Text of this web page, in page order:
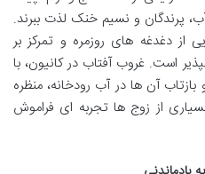
پرندگان و نسیم خنک لذت ببرند.
از دغدغه های روزمره و تمرکز بر
است. غروب آفتاب در کانیون، با
آن ها در آب رودخانه، منظره
از زوج ها تجربه ای فراموش